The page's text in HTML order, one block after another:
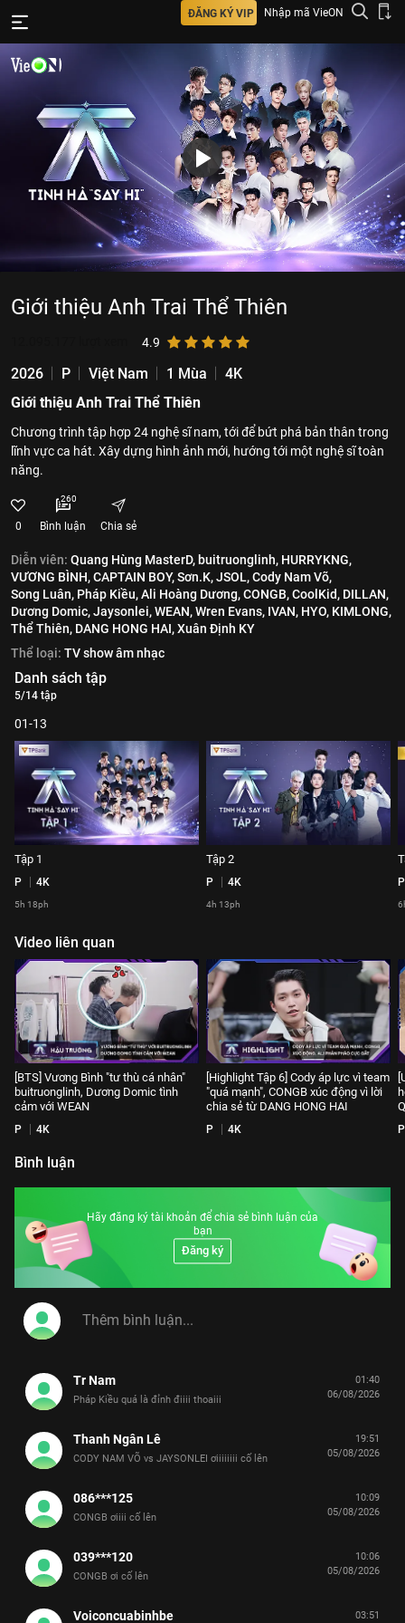
ĐĂNG KÝ VIP Nhập mã VieON
Giới thiệu Anh Trai Thể Thiên
4.9
2026 P Việt Nam 1 Mùa
4K
Giới thiệu Anh Trai Thể Thiên
Chương trình tập hợp 24 nghệ sĩ nam, tới để bứt phá bản thân trong
lĩnh vực ca hát. Xây dựng hình ảnh mới, hướng tới một nghệ sĩ toàn
năng.
0
260
Bình luận Chia sẻ
Diễn viên: Quang Hùng MasterD, buitruonglinh, HURRYKNG,
VƯƠNG BÌNH,CAPTAIN BOY,Sơn.K,JSOL,Cody Nam Võ,
Song Luân, Pháp Kiều,Ali Hoàng Dương,CONGB,CoolKid, DILLAN,
Dương Domic,Jaysonlei,WEAN,Wren Evans, IVAN, HYO, KIMLONG,
Thể Thiên, DANG HONG HAI,Xuân Định KY
Thể loại: TV show âm nhạc
Danh sách tập
5/14 tập
01-13
Tập 1
P 4K
5h 18ph
Tập 2
P 4K
4h 13ph
P
Video liên quan
[BTS] Vương Bình "tư thù cá nhân"
buitruonglinh, Dương Domic tình
cảm với WEAN
P 4K
[Highlight Tập 6] Cody áp lực vì team
"quá mạnh", CONGB xúc động vì lời
chia sẻ từ DANG HONG HAI
P 4K P
Bình luận
Hãy đăng ký tài khoản để chia sẻ bình luận của
bạn
Đăng ký
Tr Nam
Pháp Kiều quá là đỉnh điiii thoaiii
01:40
06/08/2026
Thanh Ngân Lê
CODY NAM VÕ vs JAYSONLEI ơiiiiiiii cố lên
19:51
05/08/2026
086***125
CONGB ơiiii cố lên
10:09
05/08/2026
039***120
CONGB ơi cố lên
10:06
05/08/2026
Voiconcuabinhbe 03:51